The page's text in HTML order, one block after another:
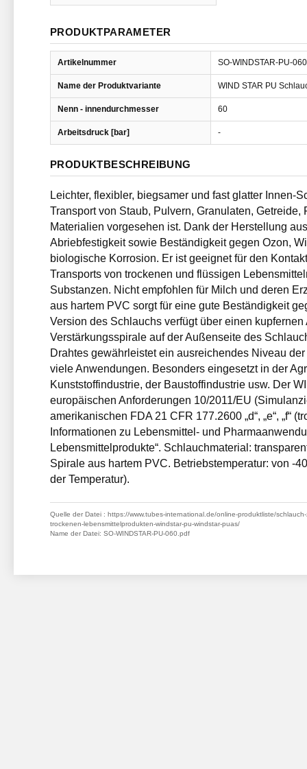
PRODUKTPARAMETER
Artikelnummer SO-WINDSTAR-PU-060
Name der Produktvariante WIND STAR PU
Nenn - innendurchmesser 60
Arbeitsdruck [bar] -
PRODUKTBESCHREIBUNG
Leichter, flexibler, biegsamer und fast glatter Innen-
Transport von Staub, Pulvern, Granulaten,
Materialien vorgesehen ist. Dank der Herstellung
Abriebfestigkeit sowie Beständigkeit gegen Ozon,
biologische Korrosion. Er ist geeignet für den
Transports von trockenen und flüssigen
Substanzen. Nicht empfohlen für Milch und deren
aus hartem PVC sorgt für eine gute Beständigkeit
Version des Schlauchs verfügt über einen
Verstärkungsspirale auf der Außenseite des
Drahtes gewährleistet ein ausreichendes Niveau
viele Anwendungen. Besonders eingesetzt in der
Kunststoffindustrie, der Baustoffindustrie usw. Der
europäischen Anforderungen 10/2011/EU
amerikanischen FDA 21 CFR 177.2600 „d“, „e“, „f“
Informationen zu Lebensmittel- und
Lebensmittelprodukte“. Schlauchmaterial:
Spirale aus hartem PVC. Betriebstemperatur: von -
der Temperatur).
Quelle der Datei : https://www.tubes-international.de/online-produktliste/
trockenen-lebensmittelprodukten-windstar-pu-windstar-puas/
Name der Datei: SO-WINDSTAR-PU-060.pdf